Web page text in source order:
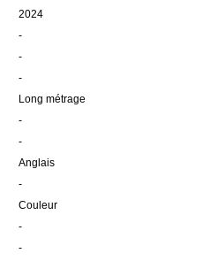
2024
-
-
-
Long métrage
-
-
Anglais
-
Couleur
-
-